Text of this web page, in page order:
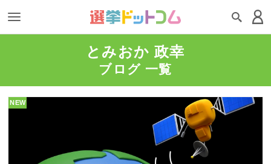
とみおか 政幸
ブログ 一覧
NEW